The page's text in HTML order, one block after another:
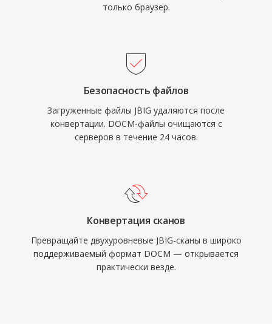
только браузер.
Безопасность файлов
Загруженные файлы JBIG удаляются после
конвертации. DOCM-файлы очищаются с
серверов в течение 24 часов.
Конвертация сканов
Превращайте двухуровневые JBIG-сканы в широко
поддерживаемый формат DOCM — открывается
практически везде.